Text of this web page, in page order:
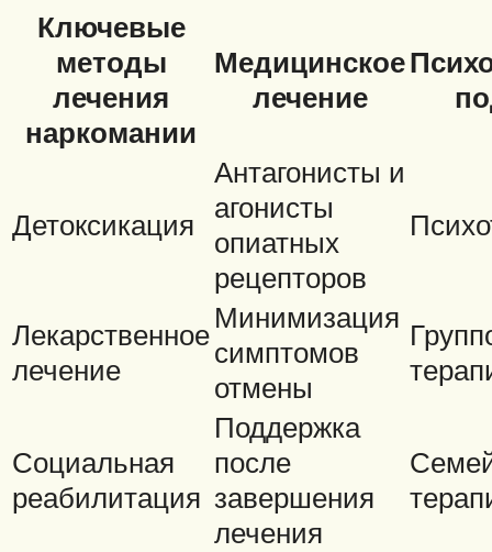
Ключевые
методы
лечения
наркомании
Медицинское
лечение
Детоксикация
Антагонисты и
агонисты
опиатных
рецепторов
Лекарственное
лечение
Минимизация
симптомов
отмены
Социальная
реабилитация
Поддержка
после
завершения
лечения